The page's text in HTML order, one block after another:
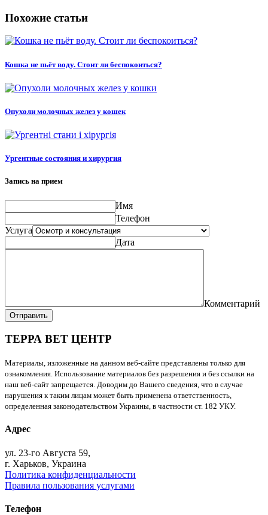
Похожие статьи
Кошка не пьёт воду. Стоит ли беспокоиться?
Опухоли молочных желез у кошек
Ургентные состояния и хирургия
Запись на прием
Имя
Телефон
Услуга
Дата
Комментарий
Отправить
ТЕРРА ВЕТ ЦЕНТР
Материалы, изложенные на данном веб-сайте представлены только для
ознакомления. Использование материалов без разрешения и без ссылки на
наш веб-сайт запрещается. Доводим до Вашего сведения, что в случае
нарушения к таким лицам может быть применена ответственность,
определенная законодательством Украины, в частности ст. 182 УКУ.
Адрес
ул. 23-го Августа 59,
г. Харьков, Украина
Политика конфиденциальности
Правила пользования услугами
Телефон